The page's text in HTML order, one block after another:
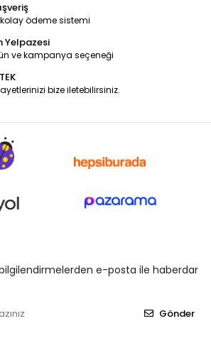
ödeme sistemi
Yelpazesi
ve kampanya seçeneği
bize iletebilirsiniz.
e-posta ile haberdar
Gönder